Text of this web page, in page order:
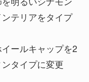
テリアをタイプ
ールキャップを2
タイプに変更